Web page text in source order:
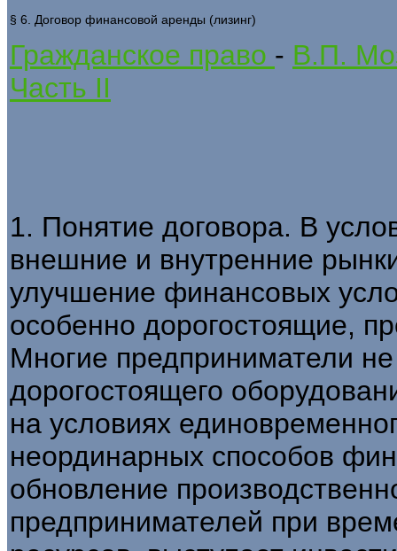
§ 6. Договор финансовой аренды (лизинг)
Гражданское право - В.П.
Часть II
1. Понятие договора. В
внешние и внутренние
улучшение финансовых
особенно дорогостоящие,
Многие предприниматели не
дорогостоящего
на условиях
неординарных способов
обновление
предпринимателей при